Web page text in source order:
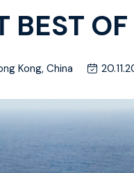
BEST
Kong, China